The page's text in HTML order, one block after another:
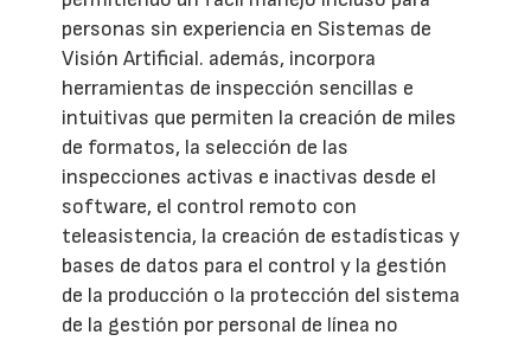
personas sin experiencia en Sistemas de
Visión Artificial. además, incorpora
herramientas de inspección sencillas e
intuitivas que permiten la creación de miles
de formatos, la selección de las
inspecciones activas e inactivas desde el
software, el control remoto con
teleasistencia, la creación de estadísticas y
bases de datos para el control y la gestión
de la producción o la protección del sistema
de la gestión por personal de línea no